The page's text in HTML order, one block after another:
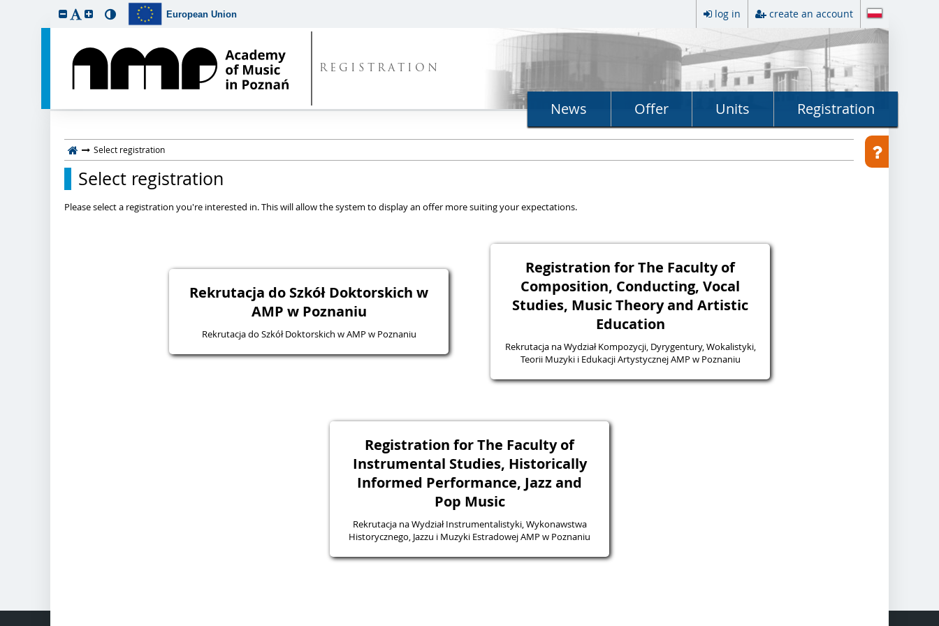
European Union log in create an account
REGISTRATION
News Offer Units Registration
Select registration
Select registration
Please select a registration you're interested in. This will allow the system to display an offer more suiting your expectations.
Rekrutacja do Szkół Doktorskich w
AMP w Poznaniu
Rekrutacja do Szkół Doktorskich w AMP w Poznaniu
Registration for The Faculty of
Composition, Conducting, Vocal
Studies, Music Theory and Artistic
Education
Rekrutacja na Wydział Kompozycji, Dyrygentury, Wokalistyki,
Teorii Muzyki i Edukacji Artystycznej AMP w Poznaniu
Registration for The Faculty of
Instrumental Studies, Historically
Informed Performance, Jazz and
Pop Music
Rekrutacja na Wydział Instrumentalistyki, Wykonawstwa
Historycznego, Jazzu i Muzyki Estradowej AMP w Poznaniu